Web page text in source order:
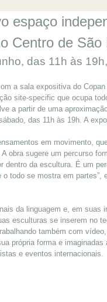
espaço
Centro de São
das 11h às
a sala expositiva do
site-specific que ocupa
a partir de uma
das 11h às 19h. A
em movimento,
sugere um percurso
da escultura. É um
todo se mostra em partes”,
da linguagem e, em suas
esculturas se inserem no
também com
própria forma e
e eventos internacionais.